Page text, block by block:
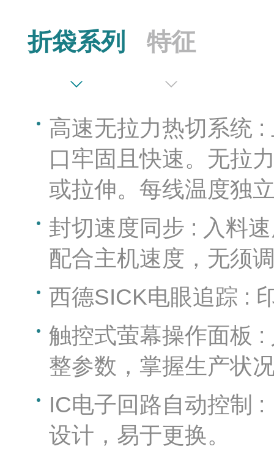
折袋系列 特征
高速无拉力热切系统
口牢固且快速。无拉
或拉伸。每线温度独
封切速度同步 : 入料
配合主机速度，无须
西德SICK电眼追踪 :
触控式萤幕操作面板
整参数，掌握生产状
IC电子回路自动控制
设计，易于更换。